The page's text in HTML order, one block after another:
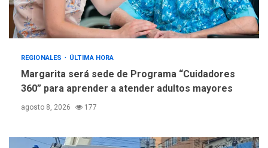
REGIONALES ÚLTIMA HORA
Margarita será sede de Programa “Cuidadores
360” para aprender a atender adultos mayores
agosto 8, 2026 177